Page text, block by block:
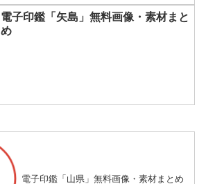
電子印鑑「矢島」無料画像・素材まと
め
電子印鑑「山県」無料画像・素材まとめ